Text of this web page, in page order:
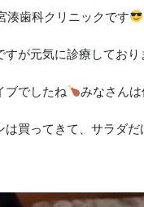
湊歯科クリニックです
すが元気に診療しており
ブでしたね みなさん
は買ってきて、サラダだ